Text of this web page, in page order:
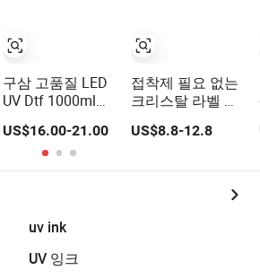
구삼 고품질 LED
UV Dtf 1000ml
I3200 I1600 4720
UV Dtf 잉크 에프
손 Dtf 프린터 UV
US$16.00-21.00
접착제 필요 없는
크리스탈 라벨 디
코 UV 평판 프린
US$8.8-12.8
uv ink
UV 잉크